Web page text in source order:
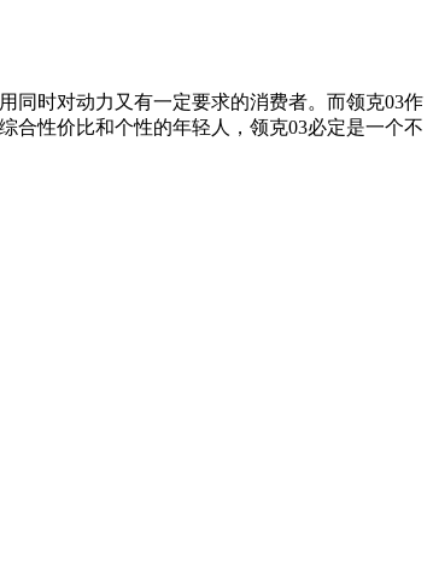
同时对动力又有一定要求的消费者。而领克03作
合性价比和个性的年轻人，领克03必定是一个不